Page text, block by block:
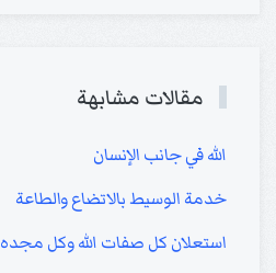
مقالات مشابهة
الله في جانب الإنسان
خدمة الوسيط بالاتضاع والطاعة
استعلان كل صفات الله وكل مجده